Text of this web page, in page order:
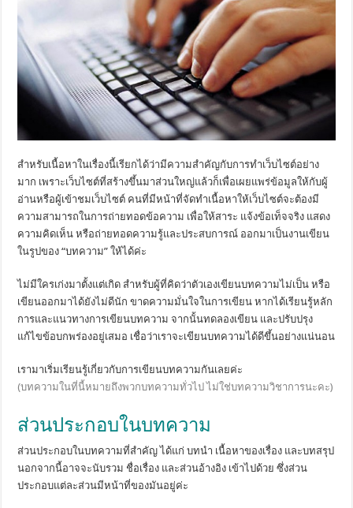
สำหรับเนื้อหาในเรื่องนี้เรียกได้ว่ามีความสำคัญกับการทำเว็บไซต์อย่าง
มาก เพราะเว็บไซต์ที่สร้างขึ้นมาส่วนใหญ่แล้วก็เพื่อเผยแพร่ข้อมูลให้กับผู้
อ่านหรือผู้เข้าชมเว็บไซต์ คนที่มีหน้าที่จัดทำเนื้อหาให้เว็บไซต์จะต้องมี
ความสามารถในการถ่ายทอดข้อความ เพื่อให้สาระ แจ้งข้อเท็จจริง แสดง
ความคิดเห็น หรือถ่ายทอดความรู้และประสบการณ์ ออกมาเป็นงานเขียน
ในรูปของ “บทความ” ให้ได้ค่ะ
ไม่มีใครเก่งมาตั้งแต่เกิด สำหรับผู้ที่คิดว่าตัวเองเขียนบทความไม่เป็น หรือ
เขียนออกมาได้ยังไม่ดีนัก ขาดความมั่นใจในการเขียน หากได้เรียนรู้หลัก
การและแนวทางการเขียนบทความ จากนั้นทดลองเขียน และปรับปรุง
แก้ไขข้อบกพร่องอยู่เสมอ เชื่อว่าเราจะเขียนบทความได้ดีขึ้นอย่างแน่นอน
เรามาเริ่มเรียนรู้เกี่ยวกับการเขียนบทความกันเลยค่ะ
(บทความในที่นี้หมายถึงพวกบทความทั่วไป ไม่ใช่บทความวิชาการนะคะ)
ส่วนประกอบในบทความ
ส่วนประกอบในบทความที่สำคัญ ได้แก่ บทนำ เนื้อหาของเรื่อง และบทสรุป
นอกจากนี้อาจจะนับรวม ชื่อเรื่อง และส่วนอ้างอิง เข้าไปด้วย ซึ่งส่วน
ประกอบแต่ละส่วนมีหน้าที่ของมันอยู่ค่ะ